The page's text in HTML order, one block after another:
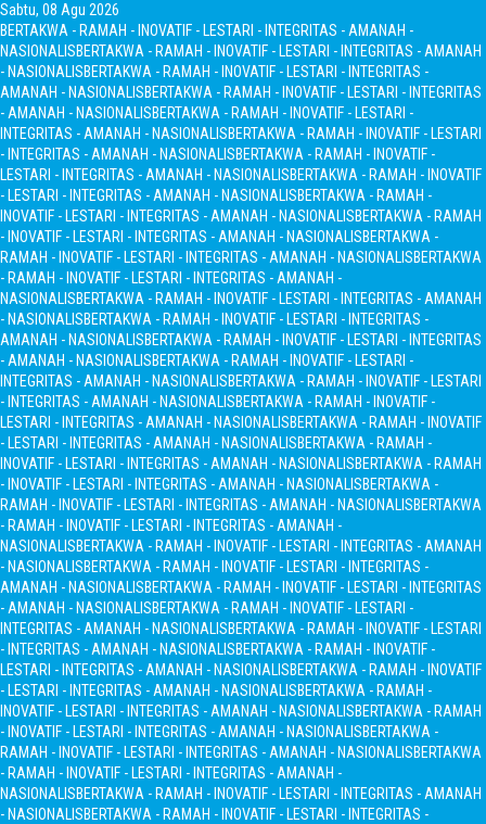
Sabtu, 08 Agu 2026
BERTAKWA - RAMAH - INOVATIF - LESTARI - INTEGRITAS - AMANAH -
NASIONALISBERTAKWA - RAMAH - INOVATIF - LESTARI - INTEGRITAS - AMANAH
- NASIONALISBERTAKWA - RAMAH - INOVATIF - LESTARI - INTEGRITAS -
AMANAH - NASIONALISBERTAKWA - RAMAH - INOVATIF - LESTARI - INTEGRITAS
- AMANAH - NASIONALISBERTAKWA - RAMAH - INOVATIF - LESTARI -
INTEGRITAS - AMANAH - NASIONALISBERTAKWA - RAMAH - INOVATIF - LESTARI
- INTEGRITAS - AMANAH - NASIONALISBERTAKWA - RAMAH - INOVATIF -
LESTARI - INTEGRITAS - AMANAH - NASIONALISBERTAKWA - RAMAH - INOVATIF
- LESTARI - INTEGRITAS - AMANAH - NASIONALISBERTAKWA - RAMAH -
INOVATIF - LESTARI - INTEGRITAS - AMANAH - NASIONALISBERTAKWA - RAMAH
- INOVATIF - LESTARI - INTEGRITAS - AMANAH - NASIONALISBERTAKWA -
RAMAH - INOVATIF - LESTARI - INTEGRITAS - AMANAH - NASIONALISBERTAKWA
- RAMAH - INOVATIF - LESTARI - INTEGRITAS - AMANAH -
NASIONALISBERTAKWA - RAMAH - INOVATIF - LESTARI - INTEGRITAS - AMANAH
- NASIONALISBERTAKWA - RAMAH - INOVATIF - LESTARI - INTEGRITAS -
AMANAH - NASIONALISBERTAKWA - RAMAH - INOVATIF - LESTARI - INTEGRITAS
- AMANAH - NASIONALISBERTAKWA - RAMAH - INOVATIF - LESTARI -
INTEGRITAS - AMANAH - NASIONALISBERTAKWA - RAMAH - INOVATIF - LESTARI
- INTEGRITAS - AMANAH - NASIONALISBERTAKWA - RAMAH - INOVATIF -
LESTARI - INTEGRITAS - AMANAH - NASIONALISBERTAKWA - RAMAH - INOVATIF
- LESTARI - INTEGRITAS - AMANAH - NASIONALISBERTAKWA - RAMAH -
INOVATIF - LESTARI - INTEGRITAS - AMANAH - NASIONALISBERTAKWA - RAMAH
- INOVATIF - LESTARI - INTEGRITAS - AMANAH - NASIONALISBERTAKWA -
RAMAH - INOVATIF - LESTARI - INTEGRITAS - AMANAH - NASIONALISBERTAKWA
- RAMAH - INOVATIF - LESTARI - INTEGRITAS - AMANAH -
NASIONALISBERTAKWA - RAMAH - INOVATIF - LESTARI - INTEGRITAS - AMANAH
- NASIONALISBERTAKWA - RAMAH - INOVATIF - LESTARI - INTEGRITAS -
AMANAH - NASIONALISBERTAKWA - RAMAH - INOVATIF - LESTARI - INTEGRITAS
- AMANAH - NASIONALISBERTAKWA - RAMAH - INOVATIF - LESTARI -
INTEGRITAS - AMANAH - NASIONALISBERTAKWA - RAMAH - INOVATIF - LESTARI
- INTEGRITAS - AMANAH - NASIONALISBERTAKWA - RAMAH - INOVATIF -
LESTARI - INTEGRITAS - AMANAH - NASIONALISBERTAKWA - RAMAH - INOVATIF
- LESTARI - INTEGRITAS - AMANAH - NASIONALISBERTAKWA - RAMAH -
INOVATIF - LESTARI - INTEGRITAS - AMANAH - NASIONALISBERTAKWA - RAMAH
- INOVATIF - LESTARI - INTEGRITAS - AMANAH - NASIONALISBERTAKWA -
RAMAH - INOVATIF - LESTARI - INTEGRITAS - AMANAH - NASIONALISBERTAKWA
- RAMAH - INOVATIF - LESTARI - INTEGRITAS - AMANAH -
NASIONALISBERTAKWA - RAMAH - INOVATIF - LESTARI - INTEGRITAS - AMANAH
- NASIONALISBERTAKWA - RAMAH - INOVATIF - LESTARI - INTEGRITAS -